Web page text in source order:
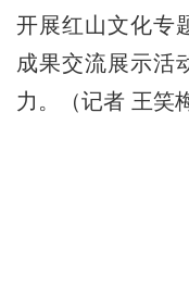
开展红山文化专
成果交流展示活
力。（记者 王笑